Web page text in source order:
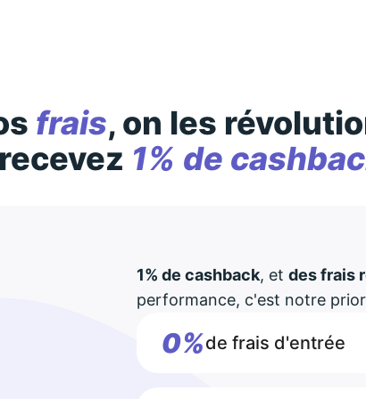
frais, on les
1% de
1% de cashback, et des frais
performance, c'est notre
0%de frais d'entrée